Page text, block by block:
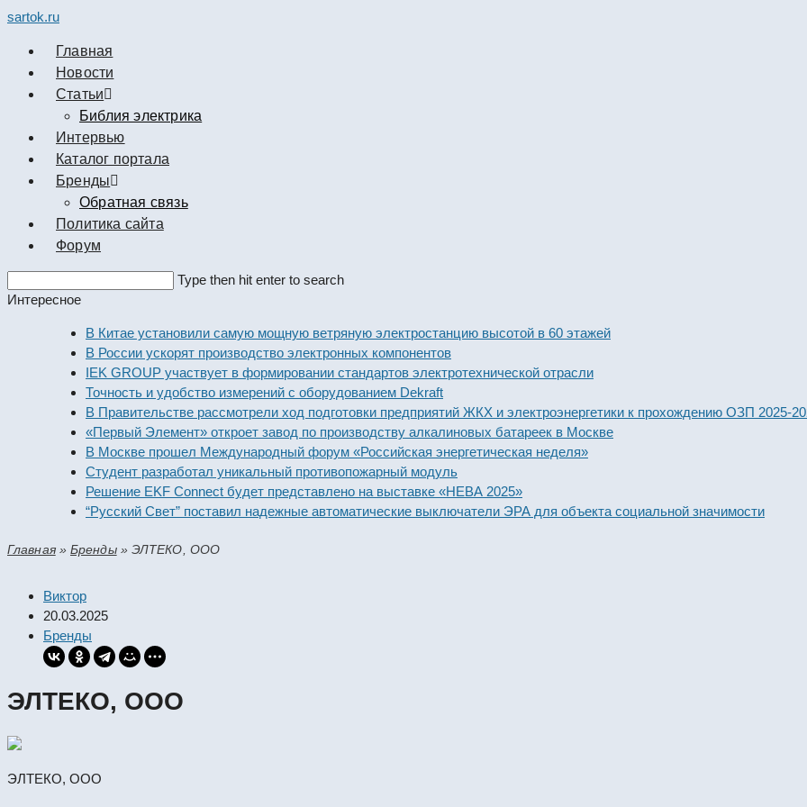
sartok.ru
Главная
Новости
Cтатьи
Библия электрика
Интервью
Каталог портала
Бренды
Обратная связь
Политика сайта
Форум
this
Type then hit enter to search
Интересное
В Китае установили самую мощную ветряную электростанцию высотой в 60 этажей
В России ускорят производство электронных компонентов
IEK GROUP участвует в формировании стандартов электротехнической отрасли
Точность и удобство измерений с оборудованием Dekraft
В Правительстве рассмотрели ход подготовки предприятий ЖКХ и электроэнергетики к прохождению ОЗП 2025-2026
«Первый Элемент» откроет завод по производству алкалиновых батареек в Москве
В Москве прошел Международный форум «Российская энергетическая неделя»
Студент разработал уникальный противопожарный модуль
Решение EKF Connect будет представлено на выставке «НЕВА 2025»
“Русский Свет” поставил надежные автоматические выключатели ЭРА для объекта социальной значимости
Главная»Бренды» ЭЛТЕКО, ООО
Виктор
20.03.2025
Бренды
ЭЛТЕКО, ООО
ЭЛТЕКО, ООО